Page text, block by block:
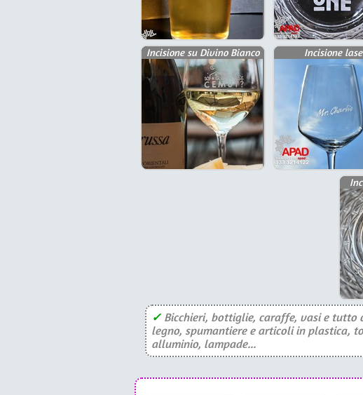
Incisione su Divino Bianco Incisione
✓Bicchieri, bottiglie, caraffe, vasi e tutto
legno, spumantiere e articoli in plastica,
alluminio, lampade...